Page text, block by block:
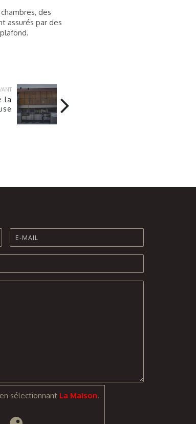
des
assurés par des
la
sélectionnant La Maison.